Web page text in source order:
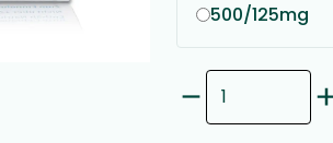
500/125mg